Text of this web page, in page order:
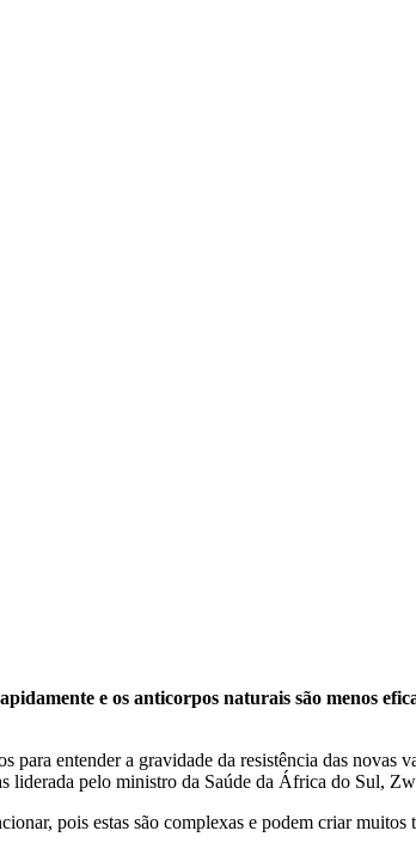
e os anticorpos naturais são menos
entender a gravidade da resistência das novas
liderada pelo ministro da Saúde da África do Sul,
pois estas são complexas e podem criar muitos